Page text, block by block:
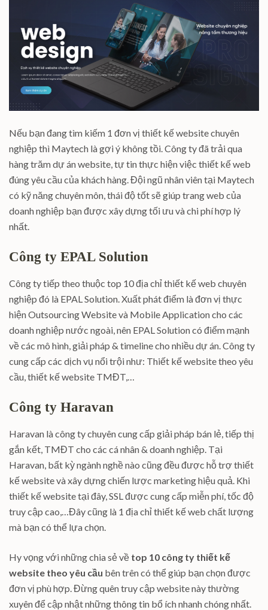
Nếu bạn đang tìm kiếm 1 đơn vị thiết kế website chuyên
nghiệp thì Maytech là gợi ý không tồi. Công ty đã trải qua
hàng trăm dự án website, tự tin thực hiện việc thiết kế web
đúng yêu cầu của khách hàng. Đội ngũ nhân viên tại Maytech
có kỹ năng chuyên môn, thái độ tốt sẽ giúp trang web của
doanh nghiệp bạn được xây dựng tối ưu và chi phí hợp lý
nhất.
Công ty EPAL Solution
Công ty tiếp theo thuộc top 10 địa chỉ thiết kế web chuyên
nghiệp đó là EPAL Solution. Xuất phát điểm là đơn vị thực
hiện Outsourcing Website và Mobile Application cho các
doanh nghiệp nước ngoài, nên EPAL Solution có điểm mạnh
về các mô hình, giải pháp & timeline cho nhiều dự án. Công ty
cung cấp các dịch vụ nổi trội như: Thiết kế website theo yêu
cầu, thiết kế website TMĐT,…
Công ty Haravan
Haravan là công ty chuyên cung cấp giải pháp bán lẻ, tiếp thị
gắn kết, TMĐT cho các cá nhân & doanh nghiệp. Tại
Haravan, bất kỳ ngành nghề nào cũng đều được hỗ trợ thiết
kế website và xây dựng chiến lược marketing hiệu quả. Khi
thiết kế website tại đây, SSL được cung cấp miễn phí, tốc độ
truy cập cao,…Đây cũng là 1 địa chỉ thiết kế web chất lượng
mà bạn có thể lựa chọn.
Hy vọng với những chia sẻ về top 10 công ty thiết kế
website theo yêu cầu bên trên có thể giúp bạn chọn được
đơn vị phù hợp. Đừng quên truy cập website này thường
xuyên để cập nhật những thông tin bổ ích nhanh chóng nhất.